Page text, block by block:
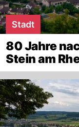
Stadt
80 Jahre
Stein am